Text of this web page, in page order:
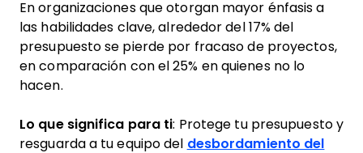
En organizaciones que otorgan mayor énfasis a
las habilidades clave, alrededor del 17% del
presupuesto se pierde por fracaso de proyectos,
en comparación con el 25% en quienes no lo
hacen.
Lo que significa para ti: Protege tu presupuesto y
resguarda a tu equipo del desbordamiento del